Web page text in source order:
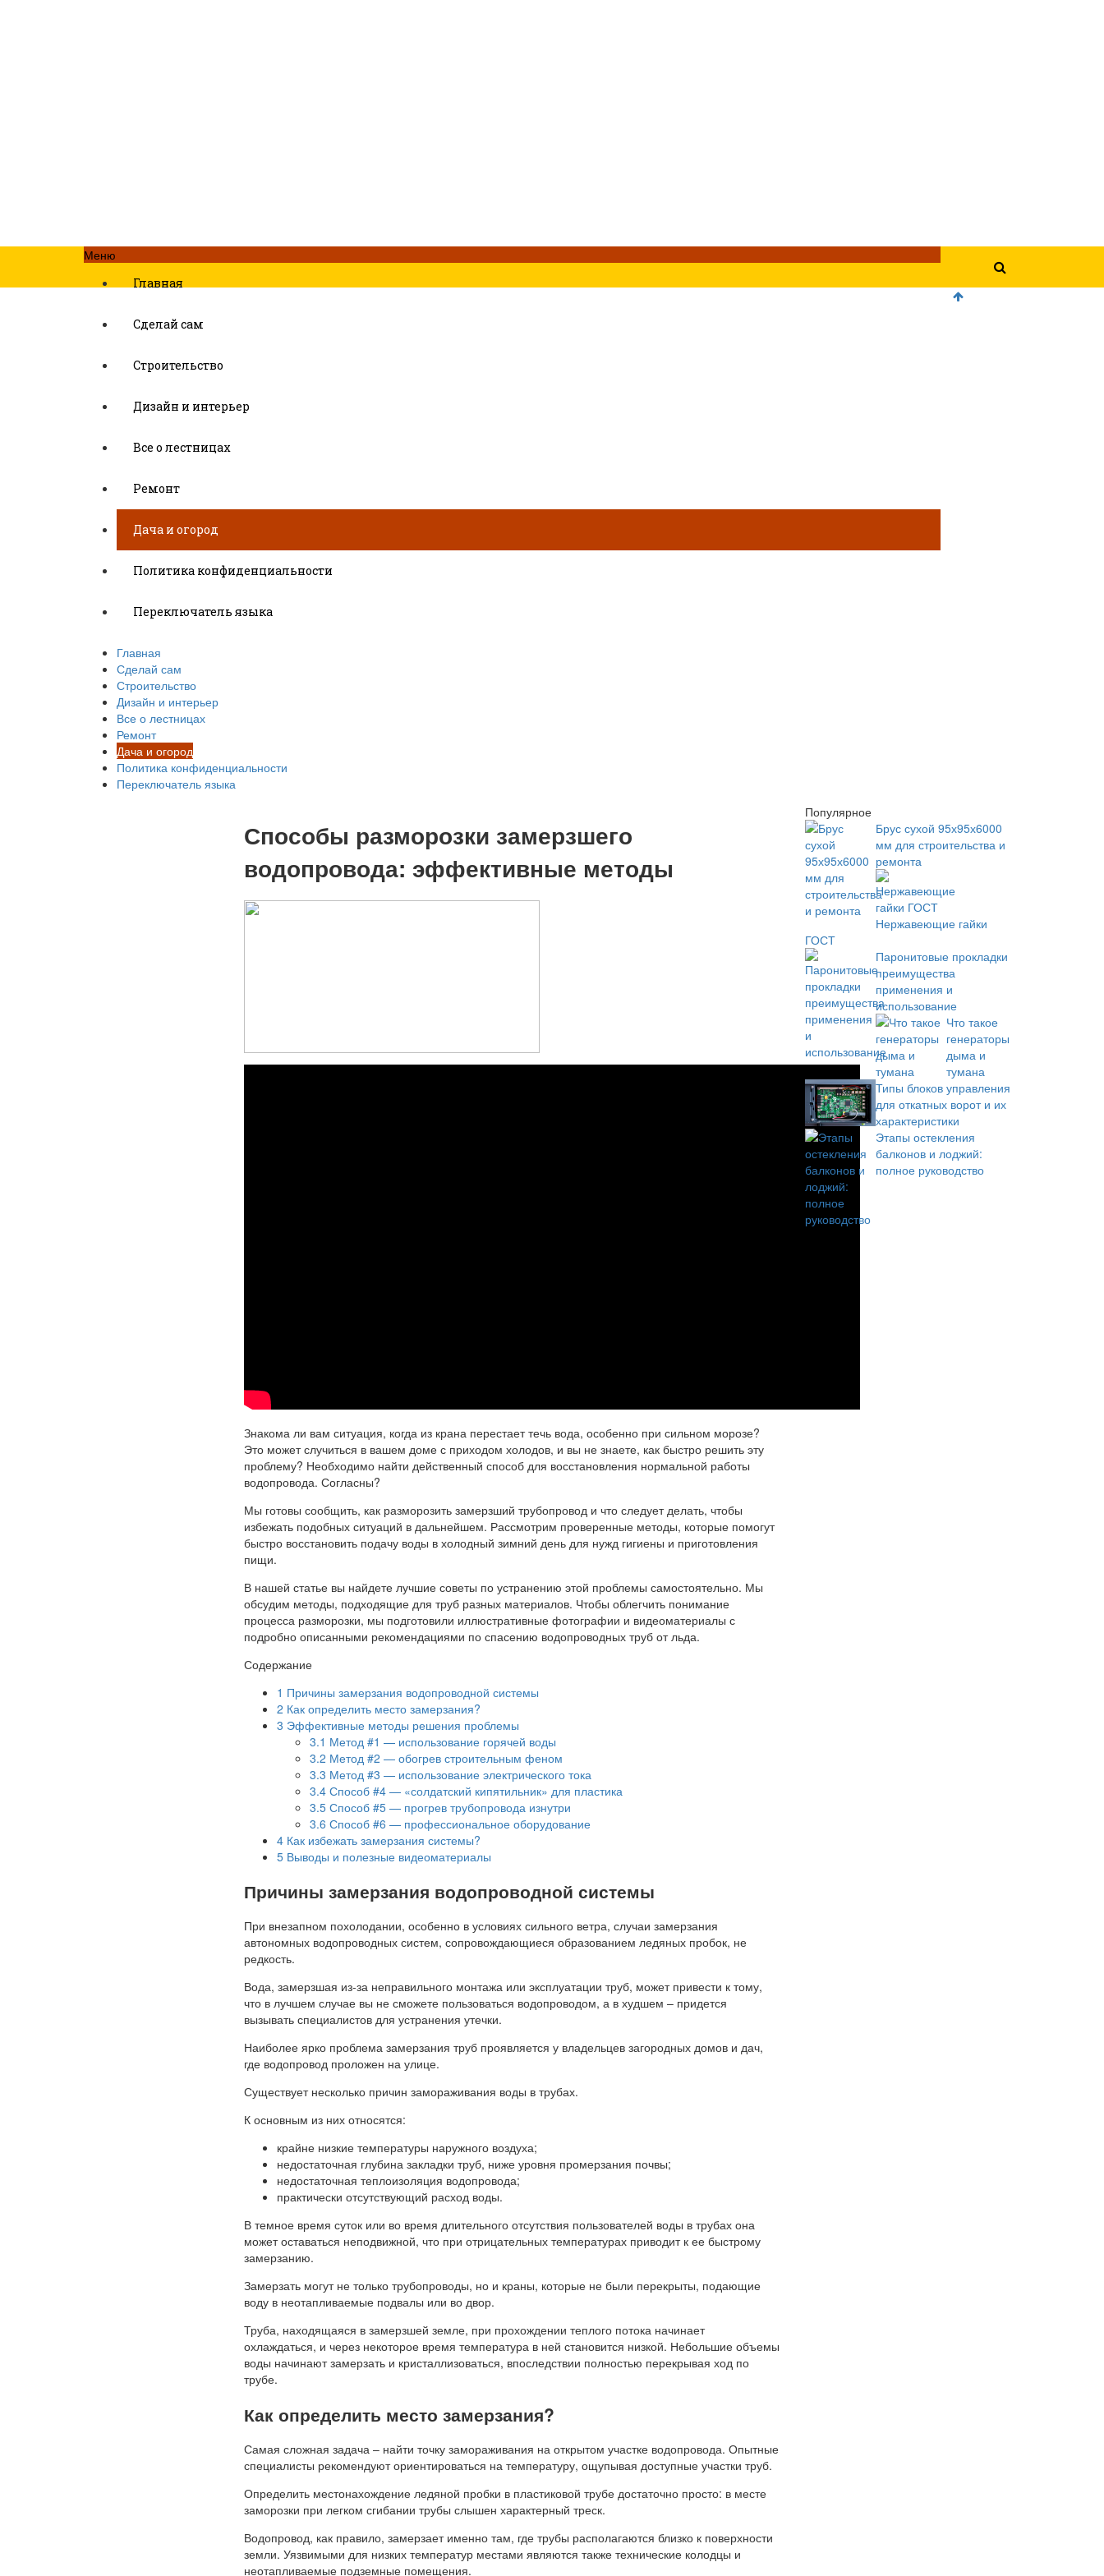
Меню
Главная
Сделай сам
Строительство
Дизайн и интерьер
Все о лестницах
Ремонт
Дача и огород
Политика конфиденциальности
Переключатель языка
Главная
Сделай сам
Строительство
Дизайн и интерьер
Все о лестницах
Ремонт
Дача и огород
Политика конфиденциальности
Переключатель языка
Способы разморозки замерзшего
водопровода: эффективные методы
Знакома ли вам ситуация, когда из крана перестает течь вода, особенно при сильном морозе?
Это может случиться в вашем доме с приходом холодов, и вы не знаете, как быстро решить эту
проблему? Необходимо найти действенный способ для восстановления нормальной работы
водопровода. Согласны?
Мы готовы сообщить, как разморозить замерзший трубопровод и что следует делать, чтобы
избежать подобных ситуаций в дальнейшем. Рассмотрим проверенные методы, которые помогут
быстро восстановить подачу воды в холодный зимний день для нужд гигиены и приготовления
пищи.
В нашей статье вы найдете лучшие советы по устранению этой проблемы самостоятельно. Мы
обсудим методы, подходящие для труб разных материалов. Чтобы облегчить понимание
процесса разморозки, мы подготовили иллюстративные фотографии и видеоматериалы с
подробно описанными рекомендациями по спасению водопроводных труб от льда.
Содержание
1 Причины замерзания водопроводной системы
2 Как определить место замерзания?
3 Эффективные методы решения проблемы
3.1 Метод #1 — использование горячей воды
3.2 Метод #2 — обогрев строительным феном
3.3 Метод #3 — использование электрического тока
3.4 Способ #4 — «солдатский кипятильник» для пластика
3.5 Способ #5 — прогрев трубопровода изнутри
3.6 Способ #6 — профессиональное оборудование
4 Как избежать замерзания системы?
5 Выводы и полезные видеоматериалы
Причины замерзания водопроводной системы
При внезапном похолодании, особенно в условиях сильного ветра, случаи замерзания
автономных водопроводных систем, сопровождающиеся образованием ледяных пробок, не
редкость.
Вода, замерзшая из-за неправильного монтажа или эксплуатации труб, может привести к тому,
что в лучшем случае вы не сможете пользоваться водопроводом, а в худшем – придется
вызывать специалистов для устранения утечки.
Наиболее ярко проблема замерзания труб проявляется у владельцев загородных домов и дач,
где водопровод проложен на улице.
Существует несколько причин замораживания воды в трубах.
К основным из них относятся:
крайне низкие температуры наружного воздуха;
недостаточная глубина закладки труб, ниже уровня промерзания почвы;
недостаточная теплоизоляция водопровода;
практически отсутствующий расход воды.
В темное время суток или во время длительного отсутствия пользователей воды в трубах она
может оставаться неподвижной, что при отрицательных температурах приводит к ее быстрому
замерзанию.
Замерзать могут не только трубопроводы, но и краны, которые не были перекрыты, подающие
воду в неотапливаемые подвалы или во двор.
Труба, находящаяся в замерзшей земле, при прохождении теплого потока начинает
охлаждаться, и через некоторое время температура в ней становится низкой. Небольшие объемы
воды начинают замерзать и кристаллизоваться, впоследствии полностью перекрывая ход по
трубе.
Как определить место замерзания?
Самая сложная задача – найти точку замораживания на открытом участке водопровода. Опытные
специалисты рекомендуют ориентироваться на температуру, ощупывая доступные участки труб.
Определить местонахождение ледяной пробки в пластиковой трубе достаточно просто: в месте
заморозки при легком сгибании трубы слышен характерный треск.
Водопровод, как правило, замерзает именно там, где трубы располагаются близко к поверхности
земли. Уязвимыми для низких температур местами являются также технические колодцы и
неотапливаемые подземные помещения.
Популярное
Брус сухой 95х95х6000
мм для строительства и
ремонта
Нержавеющие гайки
ГОСТ
Паронитовые прокладки
преимущества
применения и
использование
Что такое
генераторы
дыма и
тумана
Типы блоков управления
для откатных ворот и их
характеристики
Этапы остекления
балконов и лоджий:
полное руководство